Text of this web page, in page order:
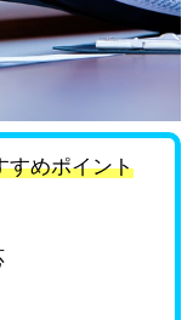
すめポイント